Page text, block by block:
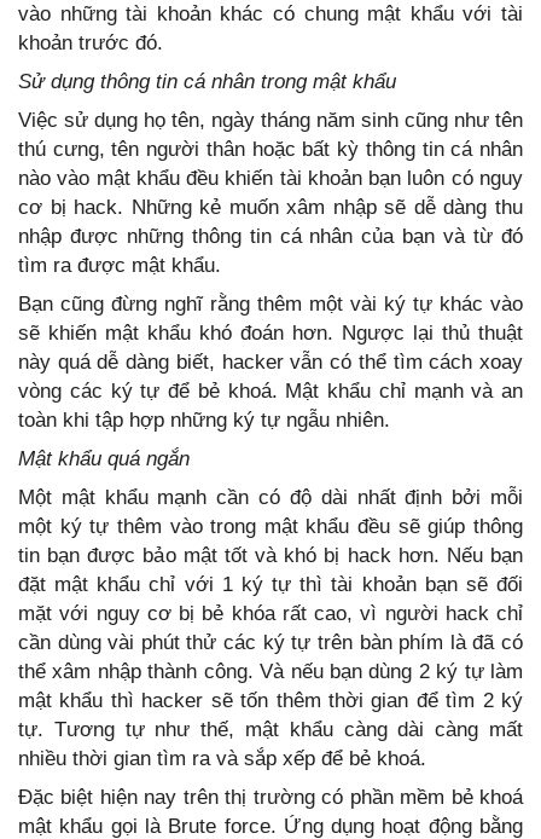
vào những tài khoản khác có chung mật khẩu với tài
khoản trước đó.
Sử dụng thông tin cá nhân trong mật khẩu
Việc sử dụng họ tên, ngày tháng năm sinh cũng như tên
thú cưng, tên người thân hoặc bất kỳ thông tin cá nhân
nào vào mật khẩu đều khiến tài khoản bạn luôn có nguy
cơ bị hack. Những kẻ muốn xâm nhập sẽ dễ dàng thu
nhập được những thông tin cá nhân của bạn và từ đó
tìm ra được mật khẩu.
Bạn cũng đừng nghĩ rằng thêm một vài ký tự khác vào
sẽ khiến mật khẩu khó đoán hơn. Ngược lại thủ thuật
này quá dễ dàng biết, hacker vẫn có thể tìm cách xoay
vòng các ký tự để bẻ khoá. Mật khẩu chỉ mạnh và an
toàn khi tập hợp những ký tự ngẫu nhiên.
Mật khẩu quá ngắn
Một mật khẩu mạnh cần có độ dài nhất định bởi mỗi
một ký tự thêm vào trong mật khẩu đều sẽ giúp thông
tin bạn được bảo mật tốt và khó bị hack hơn. Nếu bạn
đặt mật khẩu chỉ với 1 ký tự thì tài khoản bạn sẽ đối
mặt với nguy cơ bị bẻ khóa rất cao, vì người hack chỉ
cần dùng vài phút thử các ký tự trên bàn phím là đã có
thể xâm nhập thành công. Và nếu bạn dùng 2 ký tự làm
mật khẩu thì hacker sẽ tốn thêm thời gian để tìm 2 ký
tự. Tương tự như thế, mật khẩu càng dài càng mất
nhiều thời gian tìm ra và sắp xếp để bẻ khoá.
Đặc biệt hiện nay trên thị trường có phần mềm bẻ khoá
mật khẩu gọi là Brute force. Ứng dụng hoạt động bằng